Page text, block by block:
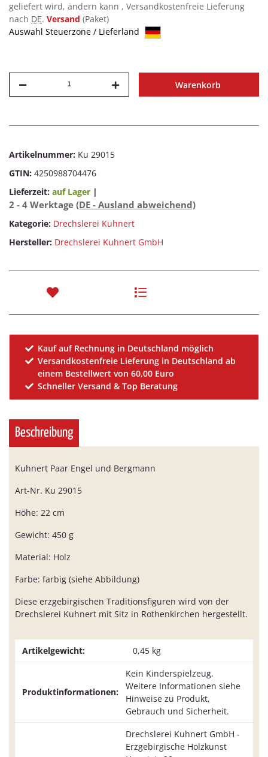
geliefert wird, ändern kann , Versandkostenfreie Lieferung
nach DE. Versand (Paket)
Auswahl Steuerzone / Lieferland
Warenkorb
Artikelnummer: Ku 29015
GTIN: 4250988704476
Lieferzeit: auf Lager |
2 - 4 Werktage (DE - Ausland abweichend)
Kategorie: Drechslerei Kuhnert
Hersteller: Drechslerei Kuhnert GmbH
Kauf auf Rechnung in Deutschland möglich
Versandkostenfreie Lieferung in Deutschland ab
einem Bestellwert von 60,00 Euro
Schneller Versand & Top Beratung
Beschreibung
Kuhnert Paar Engel und Bergmann
Art-Nr. Ku 29015
Höhe: 22 cm
Gewicht: 450 g
Material: Holz
Farbe: farbig (siehe Abbildung)
Diese erzgebirgischen Traditionsfiguren wird von der
Drechslerei Kuhnert mit Sitz in Rothenkirchen hergestellt.
Artikelgewicht: 0,45 kg
Produktinformationen:
Kein Kinderspielzeug.
Weitere Informationen siehe
Hinweise zu Produkt,
Gebrauch und Sicherheit.
Drechslerei Kuhnert GmbH -
Erzgebirgische Holzkunst